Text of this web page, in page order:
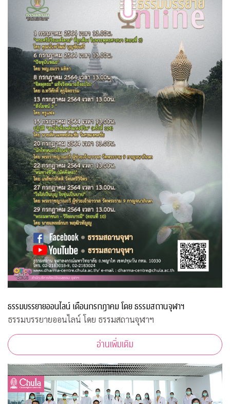
ธรรมบรรยายออนไลน์ เดือนกรกฎาคม โดย ธรรมสถานจุฬาฯ
ธรรมบรรยายออนไลน์ โดย ธรรมสถานจุฬาฯ
อ่านเพิ่มเติม